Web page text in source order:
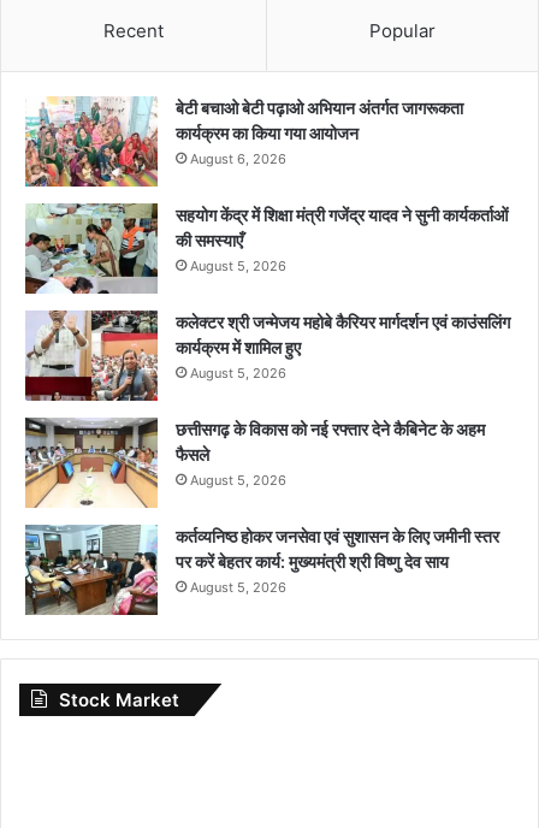
Recent Popular
बेटी बचाओ बेटी पढ़ाओ अभियान अंतर्गत जागरूकता
कार्यक्रम का किया गया आयोजन
August 6, 2026
सहयोग केंद्र में शिक्षा मंत्री गजेंद्र यादव ने सुनी कार्यकर्ताओं
की समस्याएँ
August 5, 2026
कलेक्टर श्री जन्मेजय महोबे कैरियर मार्गदर्शन एवं काउंसलिंग
कार्यक्रम में शामिल हुए
August 5, 2026
छत्तीसगढ़ के विकास को नई रफ्तार देने कैबिनेट के अहम
फैसले
August 5, 2026
कर्तव्यनिष्ठ होकर जनसेवा एवं सुशासन के लिए जमीनी स्तर
पर करें बेहतर कार्य: मुख्यमंत्री श्री विष्णु देव साय
August 5, 2026
Stock Market